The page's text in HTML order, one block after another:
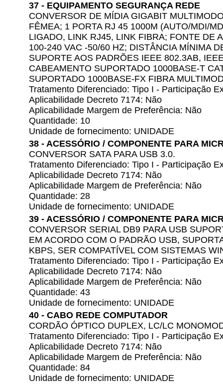
37 - EQUIPAMENTO SEGURANÇA REDE
CONVERSOR DE MÍDIA GIGABIT
FÊMEA; 1 PORTA RJ 45 1000M (AUTO/MDI/
LIGADO, LINK RJ45, LINK FIBRA; FONTE DE
100-240 VAC -50/60 HZ; DISTÂNCIA MÍNIMA
SUPORTE AOS PADRÕES IEEE 802.3AB,
CABEAMENTO SUPORTADO 1000BASE-T
SUPORTADO 1000BASE-FX FIBRA
Tratamento Diferenciado: Tipo I - Participação
Aplicabilidade Decreto 7174: Não
Aplicabilidade Margem de Preferência: Não
Quantidade: 10
Unidade de fornecimento: UNIDADE
38 - ACESSÓRIO / COMPONENTE PARA
CONVERSOR SATA PARA USB 3.0.
Tratamento Diferenciado: Tipo I - Participação
Aplicabilidade Decreto 7174: Não
Aplicabilidade Margem de Preferência: Não
Quantidade: 28
Unidade de fornecimento: UNIDADE
39 - ACESSÓRIO / COMPONENTE PARA
CONVERSOR SERIAL DB9 PARA USB
EM ACORDO COM O PADRÃO USB,
KBPS, SER COMPATÍVEL COM SISTEMAS
Tratamento Diferenciado: Tipo I - Participação
Aplicabilidade Decreto 7174: Não
Aplicabilidade Margem de Preferência: Não
Quantidade: 43
Unidade de fornecimento: UNIDADE
40 - CABO REDE COMPUTADOR
CORDÃO ÓPTICO DUPLEX, LC/LC
Tratamento Diferenciado: Tipo I - Participação
Aplicabilidade Decreto 7174: Não
Aplicabilidade Margem de Preferência: Não
Quantidade: 84
Unidade de fornecimento: UNIDADE